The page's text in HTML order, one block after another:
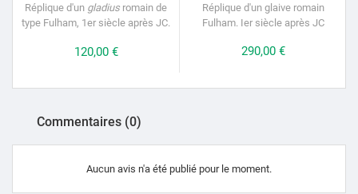
Réplique d'un gladius romain de
type Fulham, 1er siècle après JC.
Prix
120,00 €
Réplique d'un glaive romain
Fulham.Ier siècle après JC
Prix
290,00 €
Commentaires (0)
Aucun avis n'a été publié pour le moment.